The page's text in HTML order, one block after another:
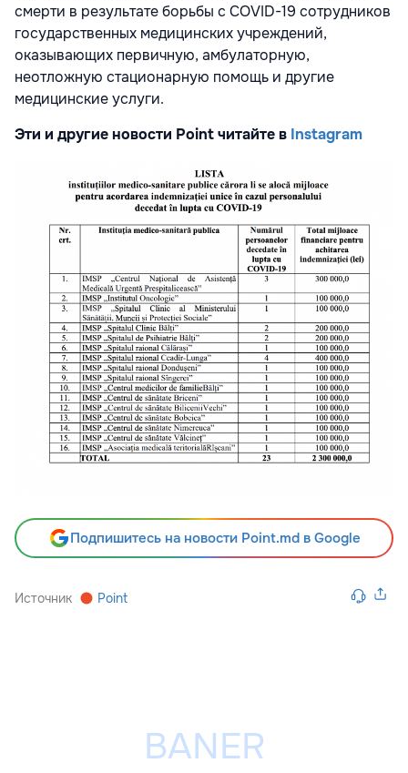
смерти в результате борьбы с COVID-19 сотрудников
государственных медицинских учреждений,
оказывающих первичную, амбулаторную,
неотложную стационарную помощь и другие
медицинские услуги.
Эти и другие новости Point читайте в Instagram
Подпишитесь на новости Point.md в Google
Источник Point